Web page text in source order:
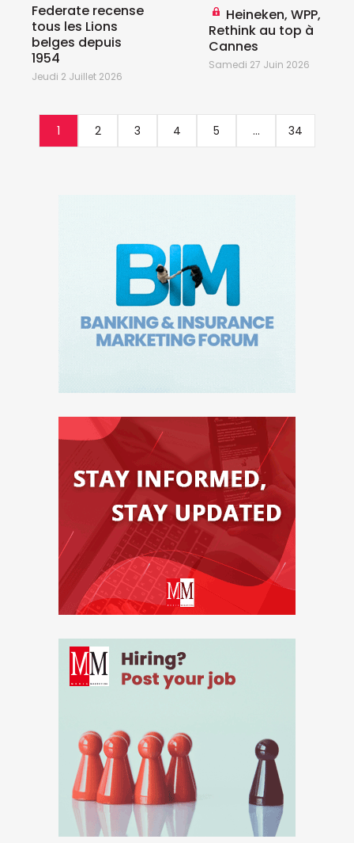
Federate recense
tous les Lions
belges depuis
1954
Jeudi 2 Juillet 2026
Heineken, WPP,
Rethink au top à
Cannes
Samedi 27 Juin 2026
1 2 3 4 5 ... 34